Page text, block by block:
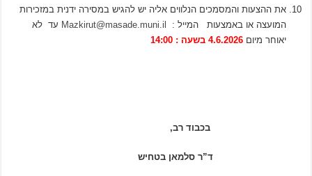
את ההצעות והמסמכים הנלווים אליה יש להגיש במסירה ידנית במזכירות
המועצה או באמצעות המייל :
Mazkirut@masade.muni.il עד לא
יאוחר מיום4.6.2026 בשעה : 14:00
בכבוד רב,
ד”ר סלמאן בטחיש